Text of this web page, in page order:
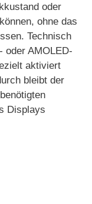
oder
ohne das
Technisch
oder AMOLED-
aktiviert
bleibt der
Displays